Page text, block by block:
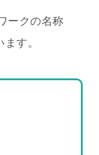
ークの名称
す。